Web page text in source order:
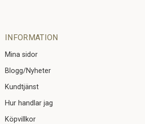
INFORMATION
Mina sidor
Blogg/Nyheter
Kundtjänst
Hur handlar jag
Köpvillkor